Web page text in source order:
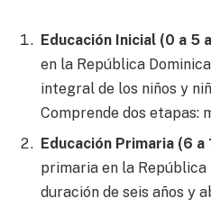
Educación Inicial (0 a 5
en la República
integral de los niños y
Comprende dos etapas:
Educación Primaria (6 a
primaria en la República
duración de seis años y